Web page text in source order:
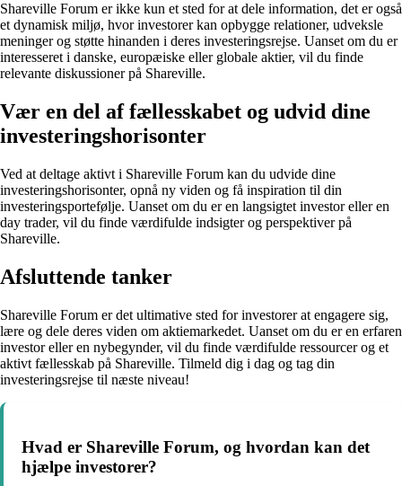
Shareville Forum er ikke kun et sted for at dele information, det er også
et dynamisk miljø, hvor investorer kan opbygge relationer, udveksle
meninger og støtte hinanden i deres investeringsrejse. Uanset om du er
interesseret i danske, europæiske eller globale aktier, vil du finde
relevante diskussioner på Shareville.
Vær en del af fællesskabet og udvid dine
investeringshorisonter
Ved at deltage aktivt i Shareville Forum kan du udvide dine
investeringshorisonter, opnå ny viden og få inspiration til din
investeringsportefølje. Uanset om du er en langsigtet investor eller en
day trader, vil du finde værdifulde indsigter og perspektiver på
Shareville.
Afsluttende tanker
Shareville Forum er det ultimative sted for investorer at engagere sig,
lære og dele deres viden om aktiemarkedet. Uanset om du er en erfaren
investor eller en nybegynder, vil du finde værdifulde ressourcer og et
aktivt fællesskab på Shareville. Tilmeld dig i dag og tag din
investeringsrejse til næste niveau!
Hvad er Shareville Forum, og hvordan kan det
hjælpe investorer?